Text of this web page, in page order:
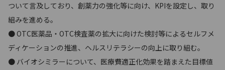
ついて言及しており、創薬力の強化等に向け、KPIを設定し、取り
組みを進める。
● OTC医薬品・OTC検査薬の拡大に向けた検討等によるセルフメ
ディケーションの推進、ヘルスリテラシーの向上に取り組む。
● バイオシミラーについて、医療費適正化効果を踏まえた目標値